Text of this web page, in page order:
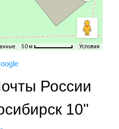
50 м Условия
России
10"